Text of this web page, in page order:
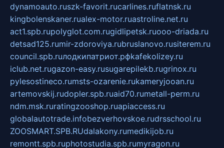
dynamoauto.ruszk-favorit.rucarlines.ruflatnsk.ru
kingbolenskaner.rualex-motor.ruastroline.net.ru
act1.spb.rupolyglot.com.rugidlipetsk.ruooo-driada.ru
detsad125.rumir-zdoroviya.rubruslanovo.rusiterem.ru
council.spb.ruлодкипатриот.рфkafekolizey.ru
iclub.net.rugazon-easy.rusugarepilekb.rugrinox.ru
pylesostineco.rumsts-ozarenie.rukameryjooan.ru
artemovskij.rudopler.spb.ruaid70.rumetall-perm.ru
ndm.msk.ruratingzooshop.ruapiaccess.ru
globalautotrade.infobezverhovskoe.rudrsschool.ru
ZOOSMART.SPB.RUdalakony.rumedikijob.ru
remontt.spb.ruphotostudia.spb.rumyragon.ru